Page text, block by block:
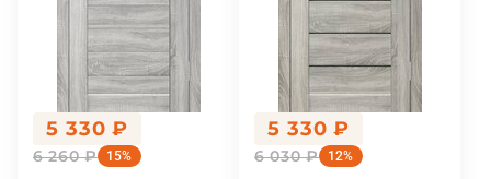
5 330 ₽
6 260 ₽ 15%
5 330 ₽
6 030 ₽ 12%